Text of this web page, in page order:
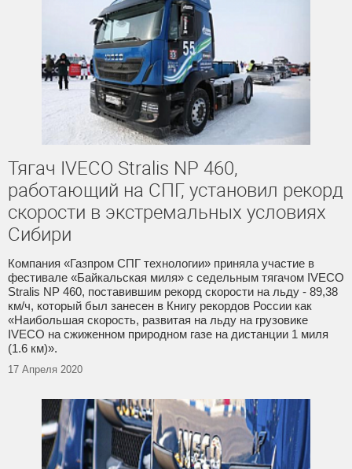
Тягач IVECO Stralis NP 460,
работающий на СПГ, установил рекорд
скорости в экстремальных условиях
Сибири
Компания «Газпром СПГ технологии» приняла участие в
фестивале «Байкальская миля» с седельным тягачом IVECO
Stralis NP 460, поставившим рекорд скорости на льду - 89,38
км/ч, который был занесен в Книгу рекордов России как
«Наибольшая скорость, развитая на льду на грузовике
IVECO на сжиженном природном газе на дистанции 1 миля
(1.6 км)».
17 Апреля 2020